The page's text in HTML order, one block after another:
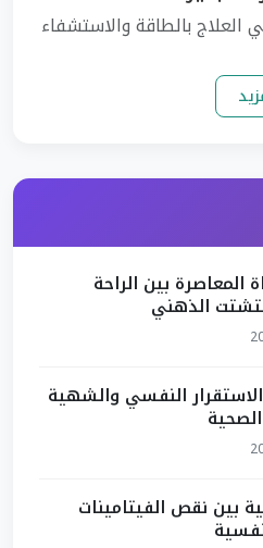
بالطاقة والاستشفاء
المعاصرة بين الراحة
الذهني
الاستقرار النفسي والشهية
بين نقص الفيتامينات